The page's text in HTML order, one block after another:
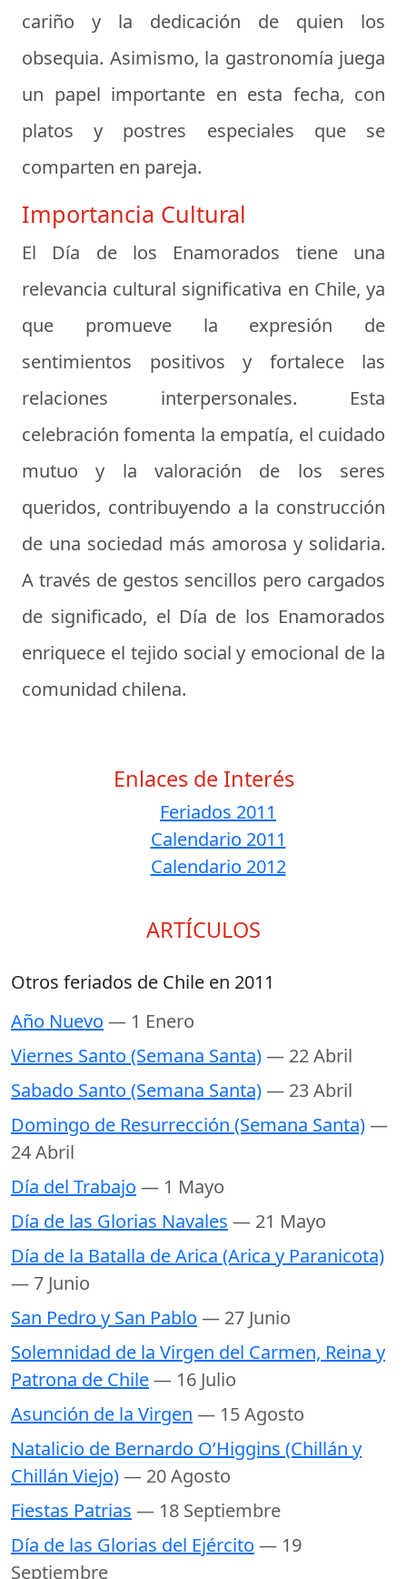
cariño y la dedicación de quien los
obsequia. Asimismo, la gastronomía juega
un papel importante en esta fecha, con
platos y postres especiales que se
comparten en pareja.
Importancia Cultural
El Día de los Enamorados tiene una
relevancia cultural significativa en Chile, ya
que promueve la expresión de
sentimientos positivos y fortalece las
relaciones interpersonales. Esta
celebración fomenta la empatía, el cuidado
mutuo y la valoración de los seres
queridos, contribuyendo a la construcción
de una sociedad más amorosa y solidaria.
A través de gestos sencillos pero cargados
de significado, el Día de los Enamorados
enriquece el tejido social y emocional de la
comunidad chilena.
Enlaces de Interés
Feriados 2011
Calendario 2011
Calendario 2012
ARTÍCULOS
Otros feriados de Chile en 2011
Año Nuevo — 1 Enero
Viernes Santo (Semana Santa)— 22 Abril
Sabado Santo (Semana Santa)— 23 Abril
Domingo de Resurrección (Semana Santa)—
24 Abril
Día del Trabajo — 1 Mayo
Día de las Glorias Navales — 21 Mayo
Día de la Batalla de Arica (Arica y Paranicota)
— 7 Junio
San Pedro y San Pablo — 27 Junio
Solemnidad de la Virgen del Carmen, Reina y
Patrona de Chile— 16 Julio
Asunción de la Virgen — 15 Agosto
Natalicio de Bernardo O’Higgins (Chillán y
Chillán Viejo)— 20 Agosto
Fiestas Patrias — 18 Septiembre
Día de las Glorias del Ejército — 19
Septiembre